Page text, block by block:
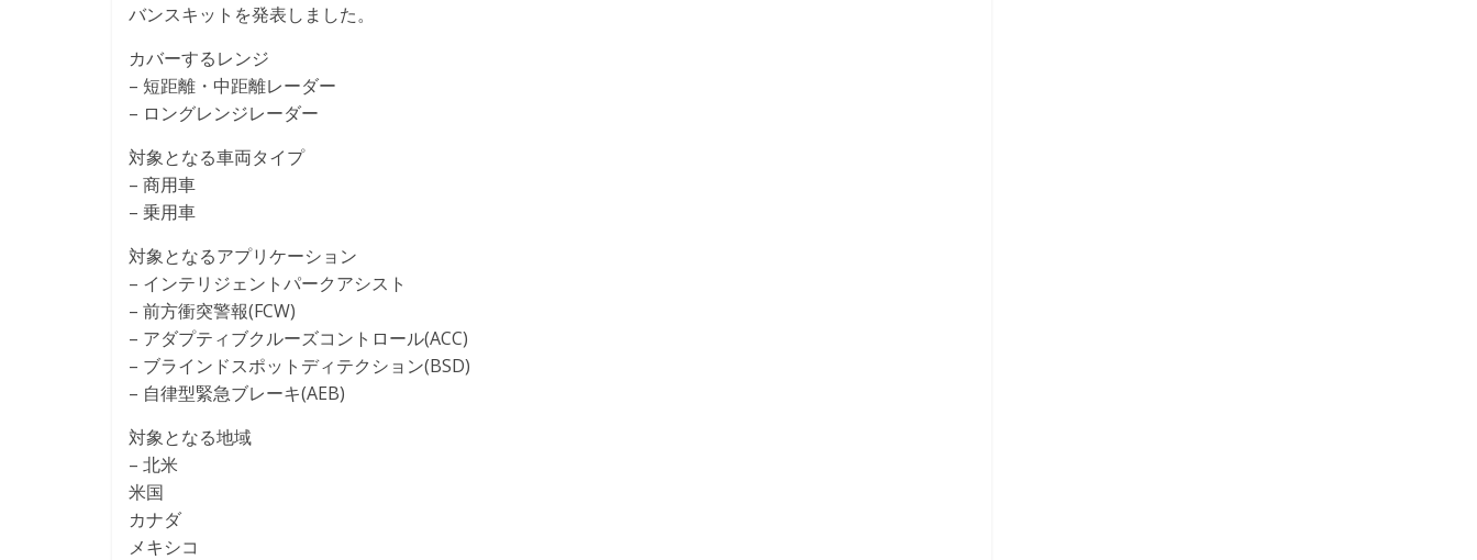
バンスキットを発表しました。
カバーするレンジ
– 短距離・中距離レーダー
– ロングレンジレーダー
対象となる車両タイプ
– 商用車
– 乗用車
対象となるアプリケーション
– インテリジェントパークアシスト
– 前方衝突警報(FCW)
– アダプティブクルーズコントロール(ACC)
– ブラインドスポットディテクション(BSD)
– 自律型緊急ブレーキ(AEB)
対象となる地域
– 北米
米国
カナダ
メキシコ